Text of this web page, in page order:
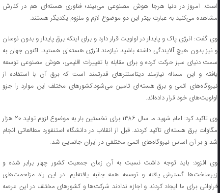
است. امروز در دنیا هرجا هوش مصنوعی می‌بیند؛ فناوری هسته‌ای هم در کنارش
مشاهده می‌کنید به عبارت بهتر این دو موضوع لازم و ملزوم یکدیگر هستند.
وی گفت: انرژی پاک و پایدار در اولویت قرار دارد و برای اینکه برق پایدار و بدون نوسان
و نیز بدون هیچ آلایندگی داشته باشید نیازمند انرژی هسته‌ای هستید. اکنون جهان به
سمت دنیای سبز حرکت کرده و برای مقابله با تغییرات اقلیمی، هوش مصنوعی توسعه
یافته و این مساله نیازمند دیتاسنترهای قدرتمند است که برق آن با استفاده از
نیروگاه‌های اتمی و برق هسته‌ای تامین می‌شود.کشورهای مختلف این موارد را جزو
اولویت‌های خود قرار داده‌اند.
وی تاکید کرد: امام شهید ما سال ۱۳۸۶ برای نخستین بار به موضوع لزوم تولید ۲۰ هزار
مگاوات برق هسته‌ای تاکید کردند. قبل از انقلاب در دانشگاه استنفورد مطالعاتی انجام
شد و بر آن اساس نیروگاه‌های اتمی مختلفی در ایران جانمایی شد.
وی افزود: باید توجه داشت نسبت به آن زمان جمعیت کشور چهار برابر شده و
زیرساخت‌ها گسترش یافته و توسعه همه جانبه یافته‌ایم. در این راه مزاحمت‌های
فراوانی برای ما ایجاد کردند و اجازه ندادند شرکت‌ها و کشورهای مختلف در این عرصه